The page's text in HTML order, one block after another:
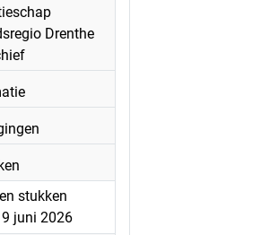
Drenthe
stukken
juni 2026